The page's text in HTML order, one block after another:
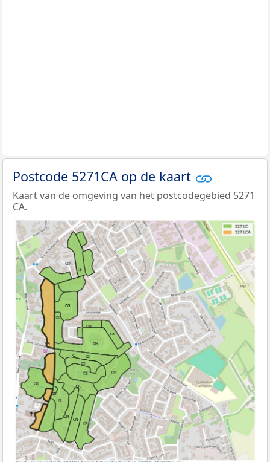
Postcode 5271CA op de kaart
Kaart van de omgeving van het postcodegebied 5271
CA.